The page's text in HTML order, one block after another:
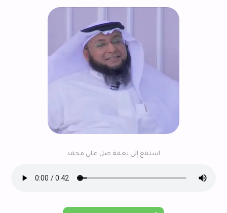
استمع إلى نغمة صل على محمد